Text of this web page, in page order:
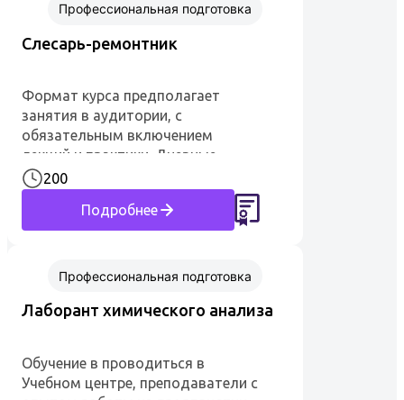
Профессиональная подготовка
Слесарь-ремонтник
Формат курса предполагает
занятия в аудитории, с
обязательным включением
лекций и практики. Дневные
занятия проводятся в группах по
8-12 человек. Срок обучения: 200
часов / 25 дней. Преподаватели —
высококвалифицированные
опытом. По окончанию обучения
200
Подробнее
Профессиональная подготовка
Лаборант химического анализа
Обучение в проводиться в
Учебном центре, преподаватели с